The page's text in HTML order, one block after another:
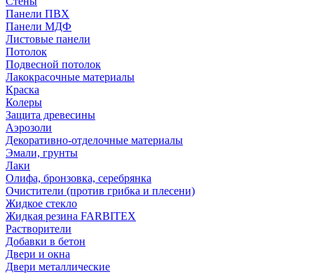
Панели ПВХ
Панели МДФ
Листовые панели
Потолок
Подвесной потолок
Лакокрасочные материалы
Краска
Колеры
Защита древесины
Аэрозоли
Декоративно-отделочные материалы
Эмали, грунты
Лаки
Олифа, бронзовка, серебрянка
Очистители (против грибка и плесени)
Жидкое стекло
Жидкая резина FARBITEX
Растворители
Добавки в бетон
Двери и окна
Двери металлические